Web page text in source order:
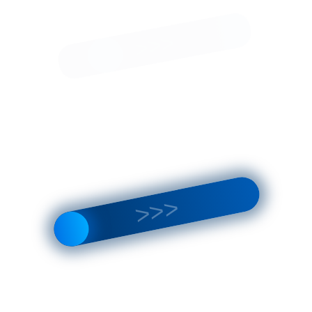
согласие на передачу и обработку
персональных данныхв соответствии с
Политикой
конфиденциальности*
Отправить